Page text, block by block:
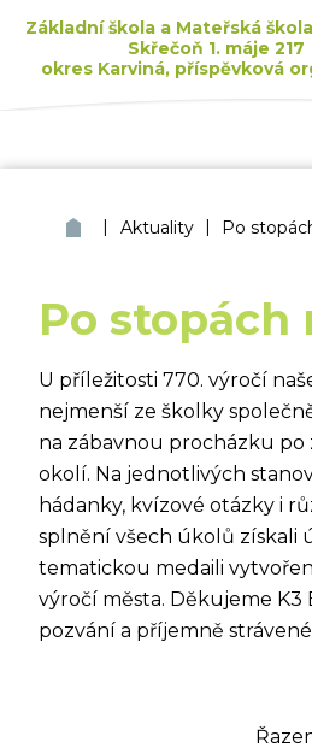
Základní škola a Mateřská
Skřečoň 1. máje 217
okres Karviná, příspěvková
ZŠ a MŠ Bohumín
| Aktuality | Po
Po stopách
U příležitosti 770. výročí
nejmenší ze školky
na zábavnou procházku
okolí. Na jednotlivých
hádanky, kvízové otázky i
splnění všech úkolů získali
tematickou medaili
výročí města. Děkujeme K3
pozvání a příjemně